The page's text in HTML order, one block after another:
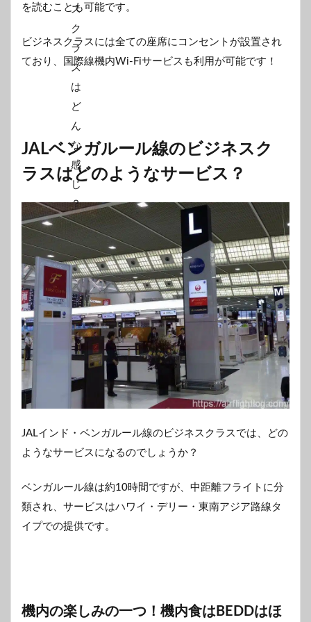
を読むことも可能です。
ビジネスクラスには全ての座席にコンセントが設置され
ており、国際線機内Wi-Fiサービスも利用が可能です！
JALベンガルール線のビジネスク
ラスはどのようなサービス？
JALインド・ベンガルール線のビジネスクラスでは、どの
ようなサービスになるのでしょうか？
ベンガルール線は約10時間ですが、中距離フライトに分
類され、サービスはハワイ・デリー・東南アジア路線タ
イプでの提供です。
機内の楽しみの一つ！機内食はBEDDはほ